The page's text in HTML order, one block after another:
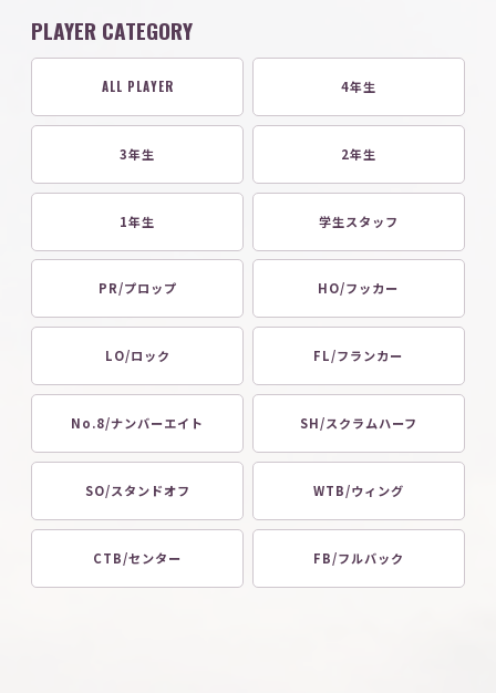
PLAYER CATEGORY
ALL PLAYER 4年生
3年生 2年生
1年生 学生スタッフ
PR/プロップ HO/フッカー
LO/ロック FL/フランカー
No.8/ナンバーエイト SH/スクラムハーフ
SO/スタンドオフ WTB/ウィング
CTB/センター FB/フルバック